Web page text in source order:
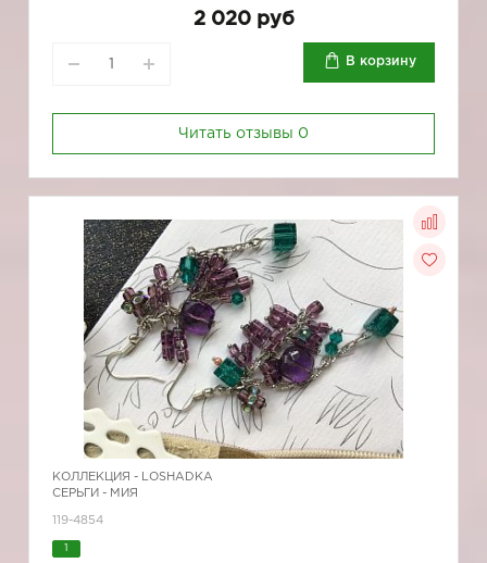
2 020 руб
В корзину
Читать отзывы 0
КОЛЛЕКЦИЯ - LOSHADKA
СЕРЬГИ - МИЯ
119-4854